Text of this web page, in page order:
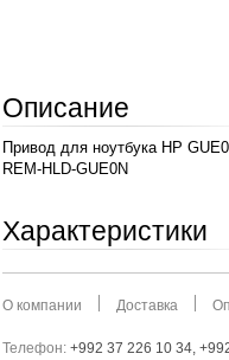
Описание
Привод для ноутбука HP
REM-HLD-GUE0N
Характеристики
О компании Доставка
Телефон: +992 37 226 10 34,